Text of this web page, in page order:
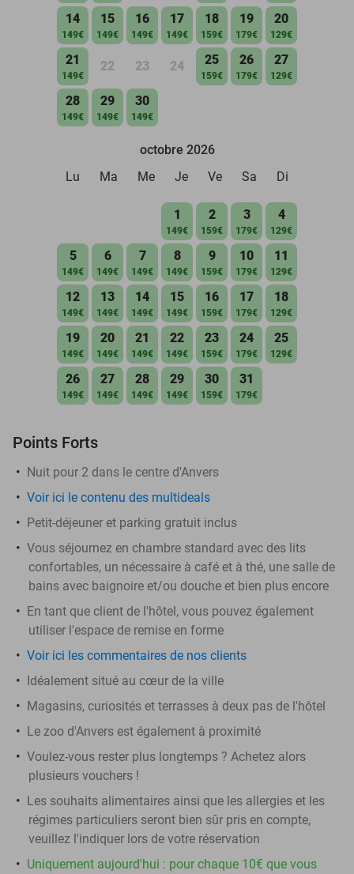
14
149€
15
149€
16
149€
17
149€
18
159€
19
179€
20
129€
21
149€
22 23 24 25
159€
26
179€
27
129€
28
149€
29
149€
30
149€
octobre 2026
Lu
Ma Me Je Ve Sa Di
1
149€
2
159€
3
179€
4
129€
5
149€
6
149€
7
149€
8
149€
9
159€
10
179€
11
129€
12
149€
13
149€
14
149€
15
149€
16
159€
17
179€
18
129€
19
149€
20
149€
21
149€
22
149€
23
159€
24
179€
25
129€
26
149€
27
149€
28
149€
29
149€
30
159€
31
179€
Points Forts
Nuit pour 2 dans le centre d'Anvers
Voir ici le contenu des multideals
Petit-déjeuner et parking gratuit inclus
Vous séjournez en chambre standard avec des lits
confortables, un nécessaire à café et à thé, une salle de
bains avec baignoire et/ou douche et bien plus encore
En tant que client de l'hôtel, vous pouvez également
utiliser l'espace de remise en forme
Voir ici les commentaires de nos clients
Idéalement situé au cœur de la ville
Magasins, curiosités et terrasses à deux pas de l'hôtel
Le zoo d'Anvers est également à proximité
Voulez-vous rester plus longtemps ? Achetez alors
plusieurs vouchers !
Les souhaits alimentaires ainsi que les allergies et les
régimes particuliers seront bien sûr pris en compte,
veuillez l'indiquer lors de votre réservation
Uniquement aujourd'hui : pour chaque 10€ que vous